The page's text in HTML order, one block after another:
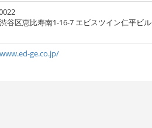
谷区恵比寿南1-16-7 エビスツイン仁平ビル
ge.co.jp/